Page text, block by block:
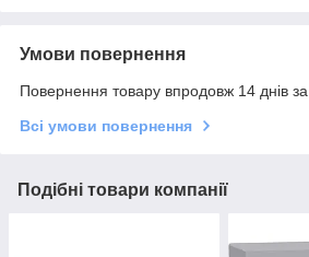
Умови повернення
Повернення товару впродовж 14 днів
Всі умови повернення
Подібні товари компанії